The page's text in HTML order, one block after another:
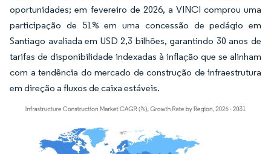
oportunidades; em fevereiro de 2026, a VINCI comprou uma
participação de 51% em uma concessão de pedágio em
Santiago avaliada em USD 2,3 bilhões, garantindo 30 anos de
tarifas de disponibilidade indexadas à inflação que se alinham
com a tendência do mercado de construção de infraestrutura
em direção a fluxos de caixa estáveis.